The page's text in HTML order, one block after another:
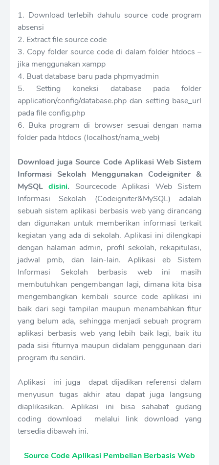
1. Download terlebih dahulu source code program
absensi
2. Extract file source code
3. Copy folder source code di dalam folder htdocs –
jika menggunakan xampp
4. Buat database baru pada phpmyadmin
5. Setting koneksi database pada folder
application/config/database.php dan setting base_url
pada file config.php
6. Buka program di browser sesuai dengan nama
folder pada htdocs (localhost/nama_web)
Download juga Source Code Aplikasi Web Sistem
Informasi Sekolah Menggunakan Codeigniter &
MySQLdisini. Sourcecode Aplikasi Web Sistem
Informasi Sekolah (Codeigniter&MySQL) adalah
sebuah sistem aplikasi berbasis web yang dirancang
dan digunakan untuk memberikan informasi terkait
kegiatan yang ada di sekolah. Aplikasi ini dilengkapi
dengan halaman admin, profil sekolah, rekapitulasi,
jadwal pmb, dan lain-lain. Aplikasi eb Sistem
Informasi Sekolah berbasis web ini masih
membutuhkan pengembangan lagi, dimana kita bisa
mengembangkan kembali source code aplikasi ini
baik dari segi tampilan maupun menambahkan fitur
yang belum ada, sehingga menjadi sebuah program
aplikasi berbasis web yang lebih baik lagi, baik itu
pada sisi fiturnya maupun didalam penggunaan dari
program itu sendiri.
Aplikasi ini juga dapat dijadikan referensi dalam
menyusun tugas akhir atau dapat juga langsung
diaplikasikan. Aplikasi ini bisa sahabat gudang
coding download melalui link download yang
tersedia dibawah ini.
Source Code Aplikasi Pembelian Berbasis Web